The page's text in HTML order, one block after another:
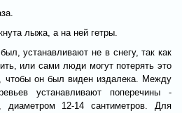
лыжа, а на ней гетры.
устанавливают не в снегу, так как
или сами люди могут потерять это
чтобы он был виден издалека. Между
устанавливают поперечины -
диаметром 12-14 сантиметров. Для